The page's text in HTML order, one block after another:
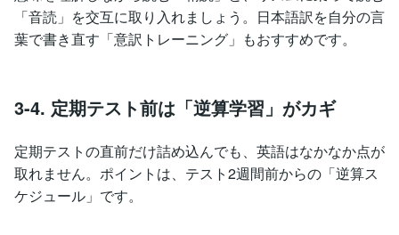
「音読」を交互に取り入れましょう。日本語訳を自分の言
葉で書き直す「意訳トレーニング」もおすすめです。
3-4. 定期テスト前は「逆算学習」がカギ
定期テストの直前だけ詰め込んでも、英語はなかなか点が
取れません。ポイントは、テスト2週間前からの「逆算ス
ケジュール」です。